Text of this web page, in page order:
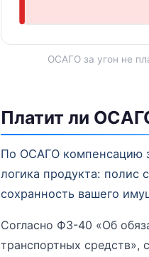
ОСАГО за угон не
Платит ли
По ОСАГО компенсацию
логика продукта: полис
сохранность вашего
Согласно ФЗ-40 «Об
транспортных средств»,